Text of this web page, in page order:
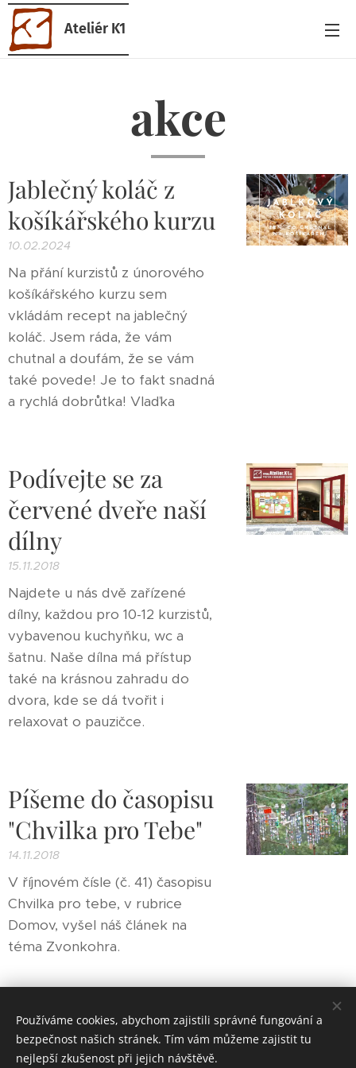
Ateliér K1
akce
Jablečný koláč z
košíkářského kurzu
10.02.2024
Na přání kurzistů z únorového
košíkářského kurzu sem
vkládám recept na jablečný
koláč. Jsem ráda, že vám
chutnal a doufám, že se vám
také povede! Je to fakt snadná
a rychlá dobrůtka! Vlaďka
Podívejte se za
červené dveře naší
dílny
15.11.2018
Najdete u nás dvě zařízené
dílny, každou pro 10-12 kurzistů,
vybavenou kuchyňku, wc a
šatnu. Naše dílna má přístup
také na krásnou zahradu do
dvora, kde se dá tvořit i
relaxovat o pauzičce.
Píšeme do časopisu
"Chvilka pro Tebe"
14.11.2018
V říjnovém čísle (č. 41) časopisu
Chvilka pro tebe, v rubrice
Domov, vyšel náš článek na
téma Zvonkohra.
© 2018 Ateliér K1-výtvarné kurzy. Všechna práva na fantazii
Používáme cookies, abychom zajistili správné fungování a
bezpečnost našich stránek. Tím vám můžeme zajistit tu
nejlepší zkušenost při jejich návštěvě.